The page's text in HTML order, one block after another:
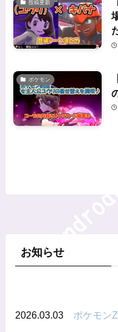
投稿更新
ポケモン
お知らせ
2026.03.03 ポケモン